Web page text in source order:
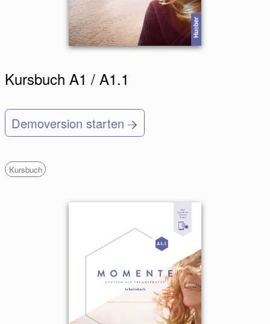
Kursbuch A1 / A1.1
Demoversion starten
Kursbuch